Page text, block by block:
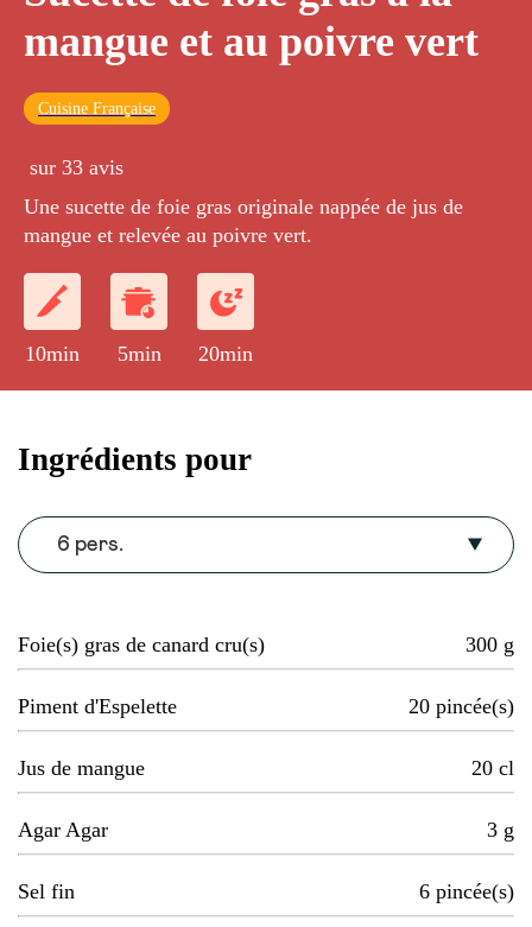
mangue et au poivre vert
Cuisine Française
sur 33 avis
Une sucette de foie gras originale nappée de jus de
mangue et relevée au poivre vert.
10min 5min 20min
Ingrédients pour
6 pers.
Foie(s) gras de canard cru(s) 300 g
Piment d'Espelette 20 pincée(s)
Jus de mangue 20 cl
Agar Agar 3 g
Sel fin 6 pincée(s)